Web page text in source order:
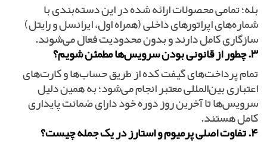
بله؛ تمامی محصولات ارائه شده در این دسته‌بندی با
شماره‌های اپراتورهای داخلی (همراه اول، ایرانسل و رایتل)
سازگاری کامل دارند و بدون محدودیت فعال می‌شوند.
۳. چطور از قانونی بودن سرویس‌ها مطمئن شویم؟
تمام پرداخت‌های گیفت کده از طریق حساب‌ها و کارت‌های
اعتباری بین‌المللی معتبر انجام می‌شود؛ به همین دلیل
سرویس‌ها تا آخرین روز دوره خود دارای ضمانت پایداری
کامل هستند.
۴. تفاوت اصلی پرمیوم و استارز در یک جمله چیست؟